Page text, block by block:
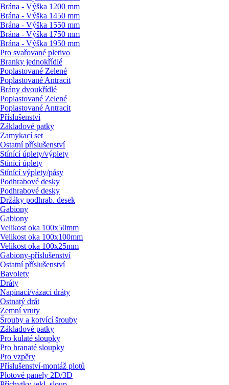
Brána - Výška 1200 mm
Brána - Výška 1450 mm
Brána - Výška 1550 mm
Brána - Výška 1750 mm
Brána - Výška 1950 mm
Pro svařované pletivo
Branky jednokřídlé
Poplastované Zelené
Poplastované Antracit
Brány dvoukřídlé
Poplastované Zelené
Poplastované Antracit
Příslušenství
Základové patky
Zamykací set
Ostatní příslušenství
Stínící úplety/výplety
Stínící úplety
Stínící výplety/pásy
Podhrabové desky
Podhrabové desky
Držáky podhrab. desek
Gabiony
Gabiony
Velikost oka 100x50mm
Velikost oka 100x100mm
Velikost oka 100x25mm
Gabiony-příslušenství
Ostatní příslušenství
Bavolety
Dráty
Napínací/vázací dráty
Ostnatý drát
Zemní vruty
Šrouby a kotvící šrouby
Základové patky
Pro kulaté sloupky
Pro hranaté sloupky
Pro vzpěry
Příslušenství-montáž plotů
Plotové panely 2D/3D